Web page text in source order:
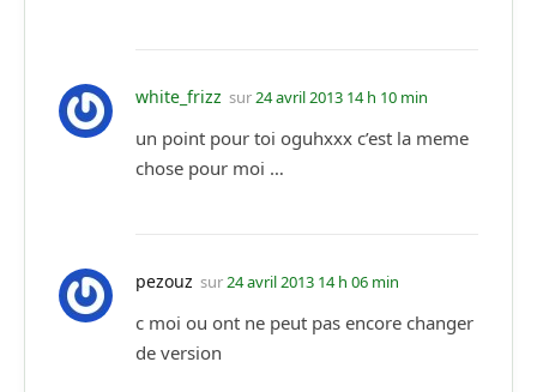
white_frizz sur24 avril 2013 14 h 10 min
un point pour toi oguhxxx c’est la meme
chose pour moi …
pezouz sur24 avril 2013 14 h 06 min
c moi ou ont ne peut pas encore changer
de version